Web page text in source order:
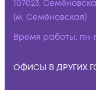
107023,
(м. Семёновская)
Время работы: пн-
ОФИСЫ В ДРУГИХ